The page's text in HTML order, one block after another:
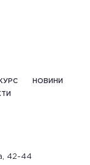
НОВИНИ
42-44